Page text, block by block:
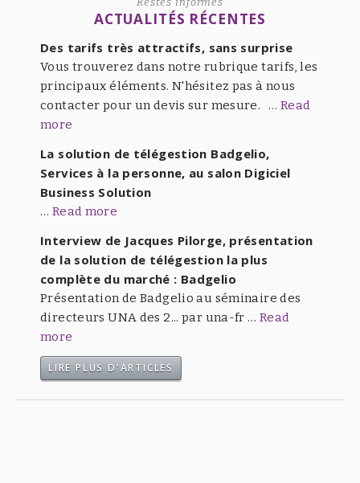
ACTUALITÉS RÉCENTES
Des tarifs très attractifs, sans surprise
Vous trouverez dans notre rubrique tarifs, les
principaux éléments. N'hésitez pas à nous
contacter pour un devis sur mesure. … Read
more
La solution de télégestion Badgelio,
Services à la personne, au salon Digiciel
Business Solution
… Read more
Interview de Jacques Pilorge, présentation
de la solution de télégestion la plus
complète du marché : Badgelio
Présentation de Badgelio au séminaire des
directeurs UNA des 2... par una-fr … Read
more
LIRE PLUS D'ARTICLES